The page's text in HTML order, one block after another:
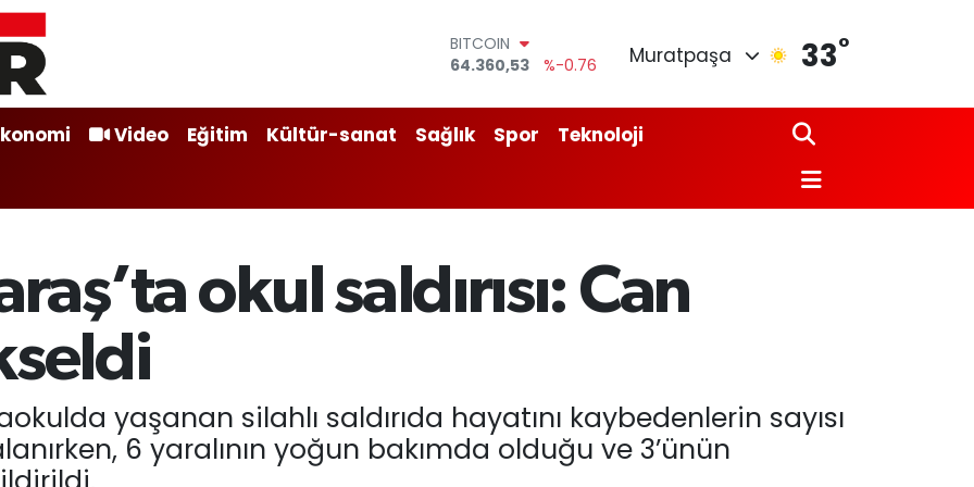
DOLAR
47,7069
%0.17
55,0265
%0.01
STERLİN
64,1897
64.360,53
%-0.76
Muratpaşa 33°
Video Eğitim Kültür-sanat Sağlık Spor
Teknoloji
okul saldırısı: Can
yaşanan silahlı saldırıda hayatını kaybedenlerin sayısı
6 yaralının yoğun bakımda olduğu ve 3’ünün